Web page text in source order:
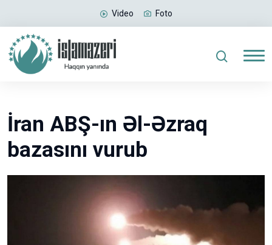
Video Foto
İran ABŞ-ın Əl-Əzraq
bazasını vurub